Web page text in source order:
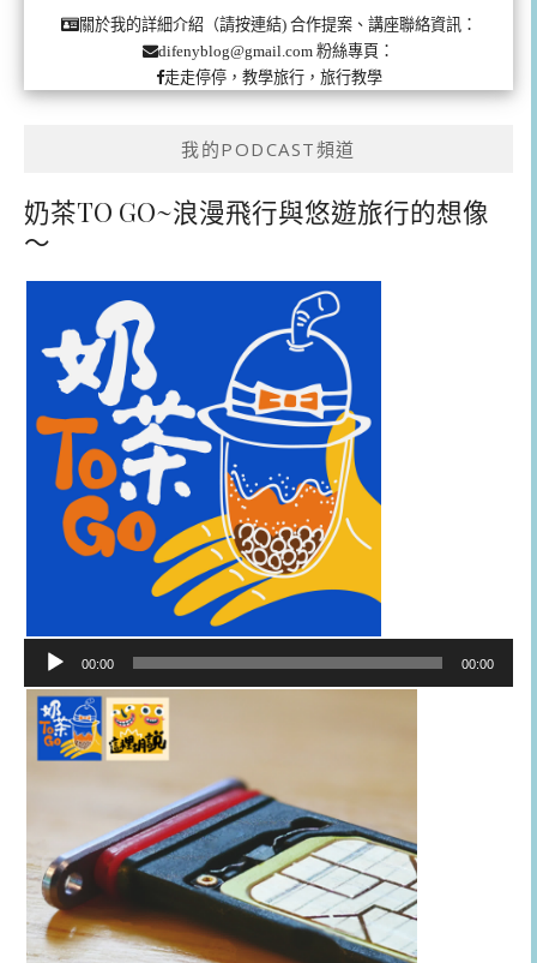
關於我的詳細介紹（請按連結)合作提案、講座聯絡資訊：
difenyblog@gmail.com 粉絲專頁：
走走停停，教學旅行，旅行教學
我的PODCAST頻道
奶茶TO GO~浪漫飛行與悠遊旅行的想像
～
播
器
00:00 00:00